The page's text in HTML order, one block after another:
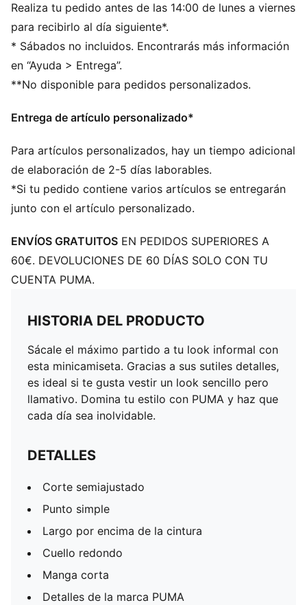
Realiza tu pedido antes de las 14:00 de lunes a viernes
para recibirlo al día siguiente*.
* Sábados no incluidos. Encontrarás más información
en “Ayuda > Entrega”.
**No disponible para pedidos personalizados.
Entrega de artículo personalizado*
Para artículos personalizados, hay un tiempo adicional
de elaboración de 2-5 días laborables.
*Si tu pedido contiene varios artículos se entregarán
junto con el artículo personalizado.
ENVÍOS GRATUITOS EN PEDIDOS SUPERIORES A
60€. DEVOLUCIONES DE 60 DÍAS SOLO CON TU
CUENTA PUMA.
HISTORIA DEL PRODUCTO
Sácale el máximo partido a tu look informal con
esta minicamiseta. Gracias a sus sutiles detalles,
es ideal si te gusta vestir un look sencillo pero
llamativo. Domina tu estilo con PUMA y haz que
cada día sea inolvidable.
DETALLES
Corte semiajustado
Punto simple
Largo por encima de la cintura
Cuello redondo
Manga corta
Detalles de la marca PUMA